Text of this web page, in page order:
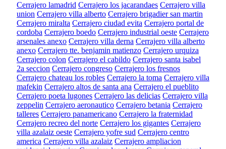
Cerrajero lamadrid Cerrajero los jacarandaes Cerrajero villa
union Cerrajero villa alberto Cerrajero brigadier san martin
Cerrajero miralta Cerrajero ciudad evita Cerrajero portal de
cordoba Cerrajero boedo Cerrajero industrial oeste Cerrajero
arsenales anexo Cerrajero villa derna Cerrajero villa alberto
anexo Cerrajero tte. benjamin matienzo Cerrajero urquiza
Cerrajero colon Cerrajero el cabildo Cerrajero santa isabel
2a seccion Cerrajero congreso Cerrajero los fresnos
Cerrajero chateau los robles Cerrajero la toma Cerrajero villa
mafekin Cerrajero altos de santa ana Cerrajero el pueblito
Cerrajero poeta lugones Cerrajero las delicias Cerrajero villa
zeppelin Cerrajero aeronautico Cerrajero betania Cerrajero
talleres Cerrajero panamericano Cerrajero la fraternidad
Cerrajero recreo del norte Cerrajero los gigantes Cerrajero
villa azalaiz oeste Cerrajero yofre sud Cerrajero centro
america Cerrajero villa azalaiz Cerrajero ampliacion